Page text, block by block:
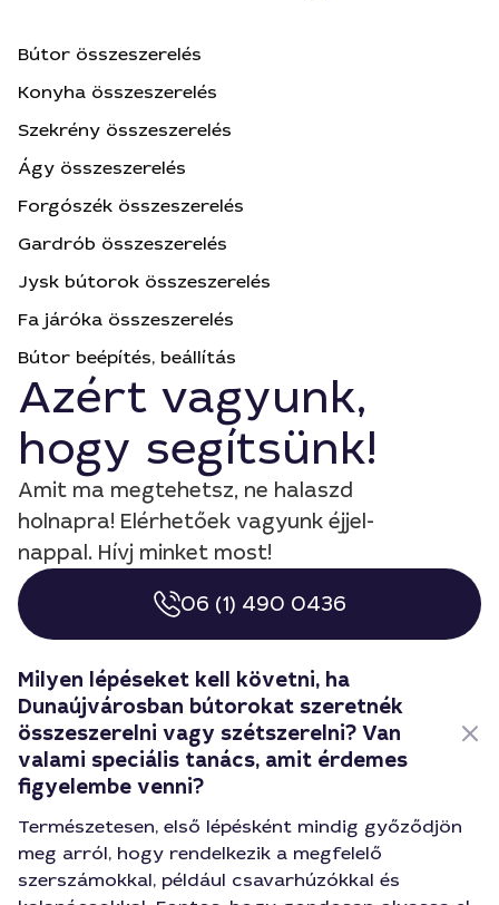
Bútor összeszerelés
Konyha összeszerelés
Szekrény összeszerelés
Ágy összeszerelés
Forgószék összeszerelés
Gardrób összeszerelés
Jysk bútorok összeszerelés
Fa járóka összeszerelés
Bútor beépítés, beállítás
Azért vagyunk,
hogy segítsünk!
Amit ma megtehetsz, ne halaszd
holnapra! Elérhetőek vagyunk éjjel-
nappal. Hívj minket most!
06 (1) 490 0436
Milyen lépéseket kell követni, ha
Dunaújvárosban bútorokat szeretnék
összeszerelni vagy szétszerelni? Van
valami speciális tanács, amit érdemes
figyelembe venni?
Természetesen, első lépésként mindig győződjön
meg arról, hogy rendelkezik a megfelelő
szerszámokkal, például csavarhúzókkal és